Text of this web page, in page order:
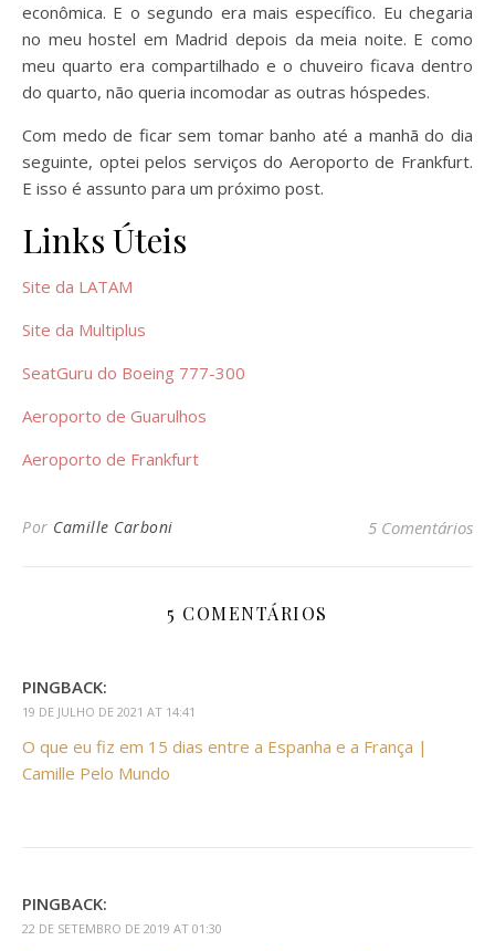
econômica. E o segundo era mais específico. Eu chegaria
no meu hostel em Madrid depois da meia noite. E como
meu quarto era compartilhado e o chuveiro ficava dentro
do quarto, não queria incomodar as outras hóspedes.
Com medo de ficar sem tomar banho até a manhã do dia
seguinte, optei pelos serviços do Aeroporto de Frankfurt.
E isso é assunto para um próximo post.
Links Úteis
Site da LATAM
Site da Multiplus
SeatGuru do Boeing 777-300
Aeroporto de Guarulhos
Aeroporto de Frankfurt
Por Camille Carboni 5 Comentários
5 COMENTÁRIOS
PINGBACK:
19 DE JULHO DE 2021 AT 14:41
O que eu fiz em 15 dias entre a Espanha e a França |
Camille Pelo Mundo
PINGBACK:
22 DE SETEMBRO DE 2019 AT 01:30